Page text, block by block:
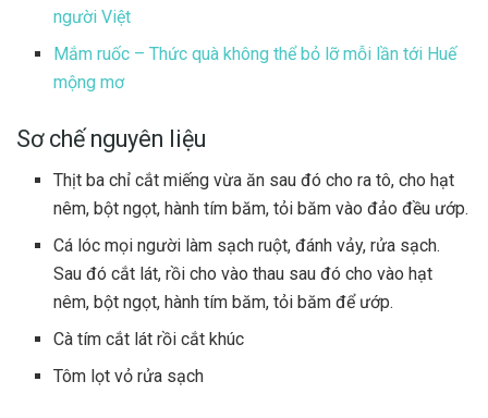
người Việt
Mắm ruốc – Thức quà không thể bỏ lỡ mỗi lần tới Huế
mộng mơ
Sơ chế nguyên liệu
Thịt ba chỉ cắt miếng vừa ăn sau đó cho ra tô, cho hạt
nêm, bột ngọt, hành tím băm, tỏi băm vào đảo đều ướp.
Cá lóc mọi người làm sạch ruột, đánh vảy, rửa sạch.
Sau đó cắt lát, rồi cho vào thau sau đó cho vào hạt
nêm, bột ngọt, hành tím băm, tỏi băm để ướp.
Cà tím cắt lát rồi cắt khúc
Tôm lọt vỏ rửa sạch